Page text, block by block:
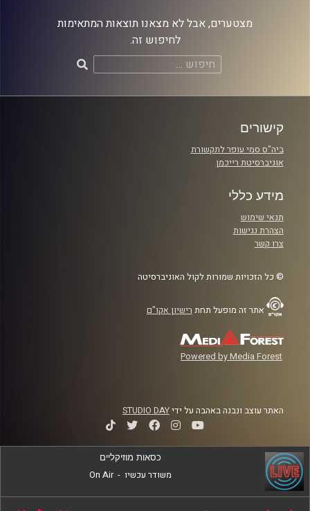
מצטערים, אבל לא מצאנו תוצאות המתאימות
לחיפוש זה.
חיפוש:
קישורים
ביה"ס סמי עופר לתקשורת
אוניברסיטת רייכמן
מידע כללי
תנאי שימוש
הצהרת נגישות
צרו קשר
© כל הזכויות שמורות לקול האוניברסיטה
אתר זה מופעל תחת רישיון אקו"ם
Powered by Media Forest
האתר עוצב ונבנה באהבה על ידיSTUDIO DAY
כסאות מוזיקליים
משודר עכשיו -
On Air